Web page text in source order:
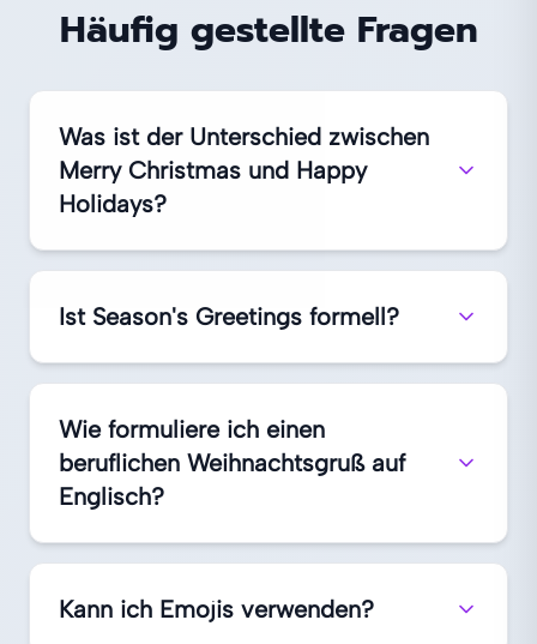
Häufig gestellte Fragen
Was ist der Unterschied zwischen
Merry Christmas und Happy
Holidays?
Ist Season's Greetings formell?
Wie formuliere ich einen
beruflichen Weihnachtsgruß auf
Englisch?
Kann ich Emojis verwenden?